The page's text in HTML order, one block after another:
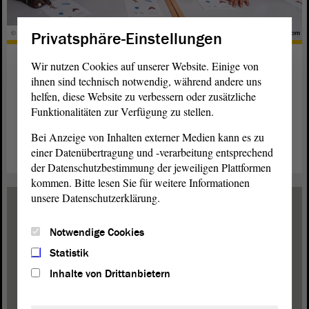
© Frank Gärtner - stock.adobe.com
Wer sich willkommen fühlt, der
bleibt
Was kann Sachsen-Anhalt machen, damit es attraktiver wird
weiterlesen
Privatsphäre-Einstellungen
Wir nutzen Cookies auf unserer Website. Einige von
ihnen sind technisch notwendig, während andere uns
helfen, diese Website zu verbessern oder zusätzliche
Funktionalitäten zur Verfügung zu stellen.
Bei Anzeige von Inhalten externer Medien kann es zu
einer Datenübertragung und -verarbeitung entsprechend
der Datenschutzbestimmung der jeweiligen Plattformen
kommen. Bitte lesen Sie für weitere Informationen
unsere Datenschutzerklärung.
Notwendige Cookies
Statistik
Inhalte von Drittanbietern